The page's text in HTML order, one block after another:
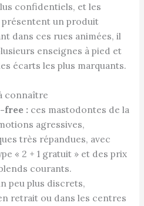
confidentiels, et les
présentent un produit
dans ces rues animées, il
enseignes à pied et
écarts les plus marquants.
connaître
free : ces mastodontes de la
agressives,
très répandues, avec
« 2 + 1 gratuit » et des prix
courants.
peu plus discrets,
retrait ou dans les centres